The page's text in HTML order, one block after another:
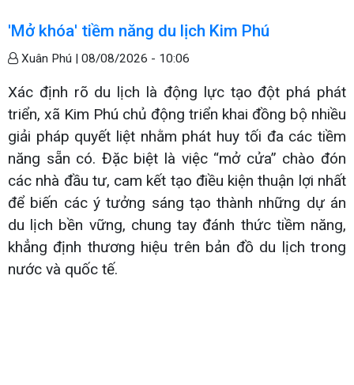
'Mở khóa' tiềm năng du lịch Kim Phú
Xuân Phú | 08/08/2026 - 10:06
Xác định rõ du lịch là động lực tạo đột phá phát
triển, xã Kim Phú chủ động triển khai đồng bộ nhiều
giải pháp quyết liệt nhằm phát huy tối đa các tiềm
năng sẵn có. Đặc biệt là việc “mở cửa” chào đón
các nhà đầu tư, cam kết tạo điều kiện thuận lợi nhất
để biến các ý tưởng sáng tạo thành những dự án
du lịch bền vững, chung tay đánh thức tiềm năng,
khẳng định thương hiệu trên bản đồ du lịch trong
nước và quốc tế.